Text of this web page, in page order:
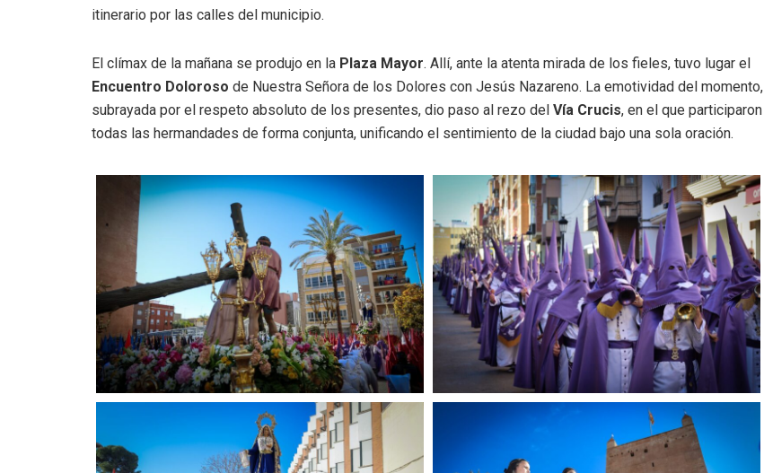
itinerario por las calles del municipio.
El clímax de la mañana se produjo en la Plaza Mayor. Allí, ante la atenta mirada de los fieles, tuvo lugar el
Encuentro Doloroso de Nuestra Señora de los Dolores con Jesús Nazareno. La emotividad del momento,
subrayada por el respeto absoluto de los presentes, dio paso al rezo del Vía Crucis, en el que participaron
todas las hermandades de forma conjunta, unificando el sentimiento de la ciudad bajo una sola oración.